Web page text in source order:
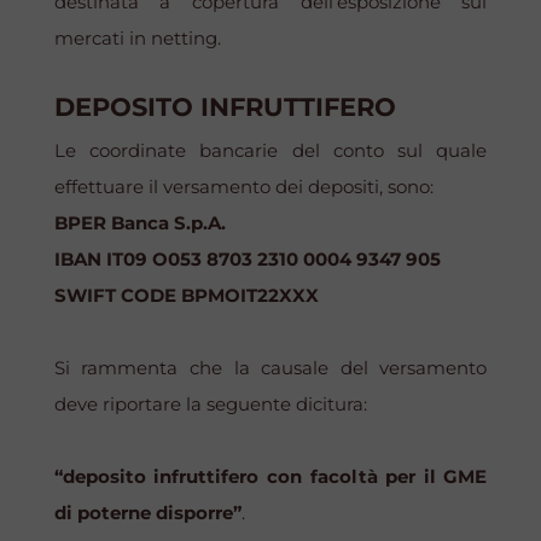
mercati in netting.
DEPOSITO INFRUTTIFERO
Le coordinate bancarie del conto sul quale
effettuare il versamento dei depositi, sono:
BPER Banca S.p.A.
IBAN IT09 O053 8703 2310 0004 9347 905
SWIFT CODE BPMOIT22XXX
Si rammenta che la causale del versamento
deve riportare la seguente dicitura:
“deposito infruttifero con facoltà per il GME
di poterne disporre”.